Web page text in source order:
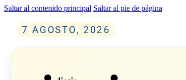
Saltar al contenido principal Saltar al pie de página
7 AGOSTO, 2026